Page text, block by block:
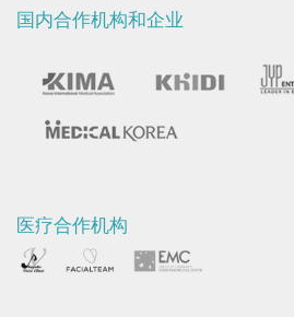
国内合作机构和企业
医疗合作机构